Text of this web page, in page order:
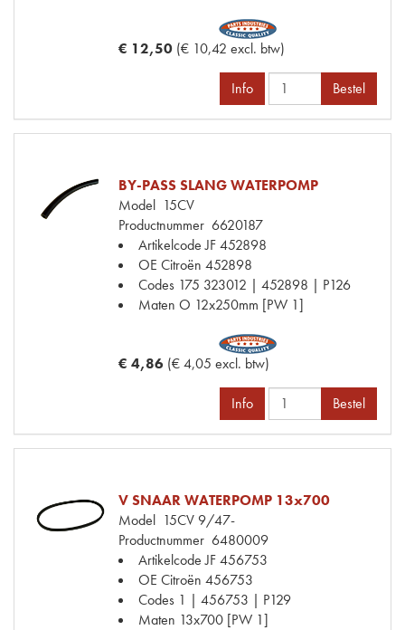
€ 12,50 (€ 10,42 excl. btw)
Info Bestel
BY-PASS SLANG WATERPOMP
Model 15CV
Productnummer 6620187
Artikelcode JF452898
OE Citroën 452898
Codes 175 323012 | 452898 | P126
Maten O 12x250mm [PW 1]
€ 4,86 (€ 4,05 excl. btw)
Info Bestel
V SNAAR WATERPOMP 13x700
Model 15CV 9/47-
Productnummer 6480009
Artikelcode JF456753
OE Citroën 456753
Codes 1 | 456753 | P129
Maten 13x700 [PW 1]